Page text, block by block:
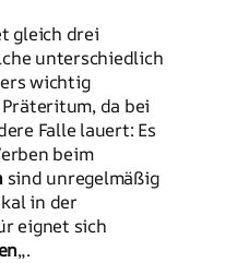
gleich drei
unterschiedlich
wichtig
da bei
Falle lauert: Es
beim
sind unregelmäßig
in der
eignet sich
„.